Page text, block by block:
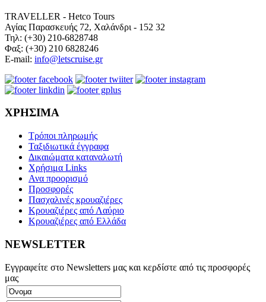
TRAVELLER - Hetco Tours
Αγίας Παρασκευής 72, Χαλάνδρι - 152 32
Τηλ: (+30) 210-6828748
Φαξ: (+30) 210 6828246
E-mail: info@letscruise.gr
ΧΡΗΣΙΜΑ
Τρόποι πληρωμής
Ταξιδιωτικά έγγραφα
Δικαιώματα καταναλωτή
Χρήσιμα Links
Ανα προορισμό
Προσφορές
Πασχαλινές κρουαζιέρες
Κρουαζιέρες από Λαύριο
Κρουαζιέρες από Ελλάδα
NEWSLETTER
Εγγραφείτε στο Newsletters μας και κερδίστε από τις προσφορές
μας